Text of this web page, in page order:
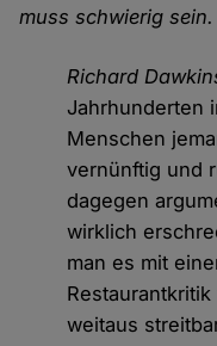
muss schwierig sein.
Richard
Jahrhunderten
Menschen
vernünftig und
dagegen
wirklich
man es mit
weitaus